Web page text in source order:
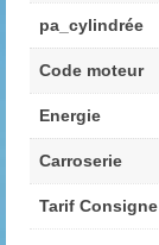
pa_cylindrée
Code moteur
Energie
Carroserie
Tarif Consigne